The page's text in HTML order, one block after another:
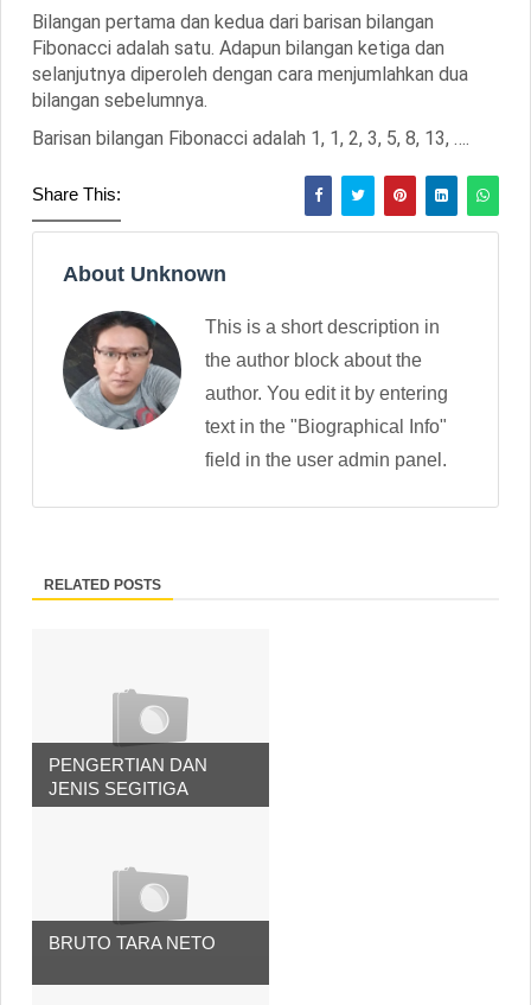
Bilangan pertama dan kedua dari barisan bilangan
Fibonacci adalah satu. Adapun bilangan ketiga dan
selanjutnya diperoleh dengan cara menjumlahkan dua
bilangan sebelumnya.
Barisan bilangan Fibonacci adalah 1, 1, 2, 3, 5, 8, 13, ….
Share This:
About Unknown
This is a short description in
the author block about the
author. You edit it by entering
text in the "Biographical Info"
field in the user admin panel.
RELATED POSTS
PENGERTIAN DAN
JENIS SEGITIGA
BRUTO TARA NETO